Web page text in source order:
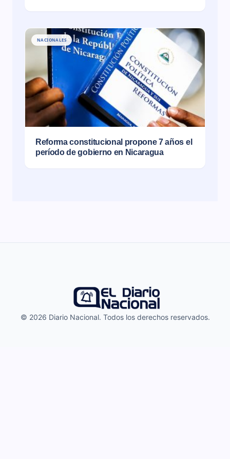
NACIONALES
Reforma constitucional propone 7 años el
período de gobierno en Nicaragua
© 2026 Diario Nacional. Todos los derechos reservados.